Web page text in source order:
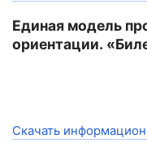
Единая модель
ориентации.
Скачать